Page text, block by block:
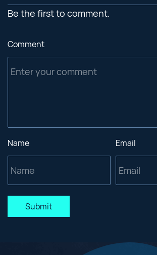
Be the first to comment.
Comment
Name Email
Submit